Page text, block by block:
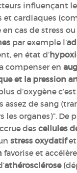
influençant
et cardiaques
en cas de stress ou
par exemple l’
en état d’
compenser en
et la pression
d’oxygène
assez de sang
les organes)”. De
descellules
stress oxydatifet
favorise et
athérosclérose